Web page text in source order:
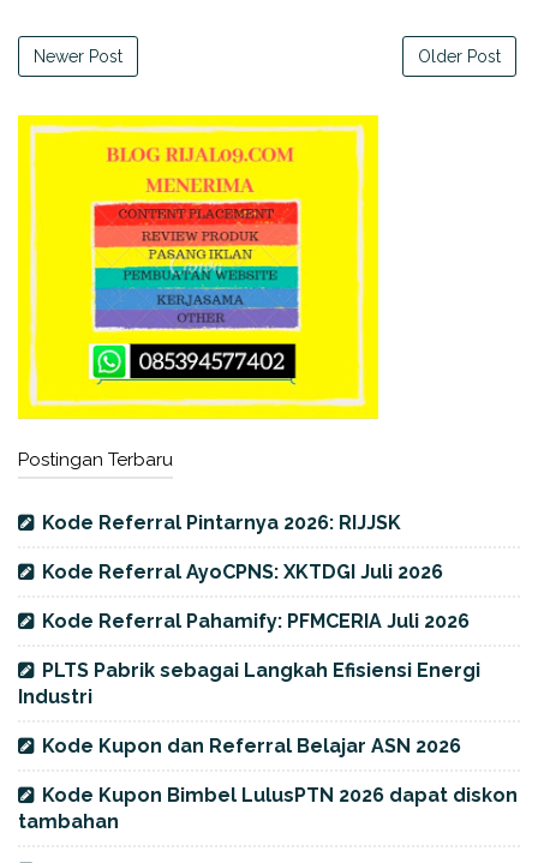
Newer Post Older Post
Postingan Terbaru
Kode Referral Pintarnya 2026: RIJJSK
Kode Referral AyoCPNS: XKTDGI Juli 2026
Kode Referral Pahamify: PFMCERIA Juli 2026
PLTS Pabrik sebagai Langkah Efisiensi Energi
Industri
Kode Kupon dan Referral Belajar ASN 2026
Kode Kupon Bimbel LulusPTN 2026 dapat diskon
tambahan